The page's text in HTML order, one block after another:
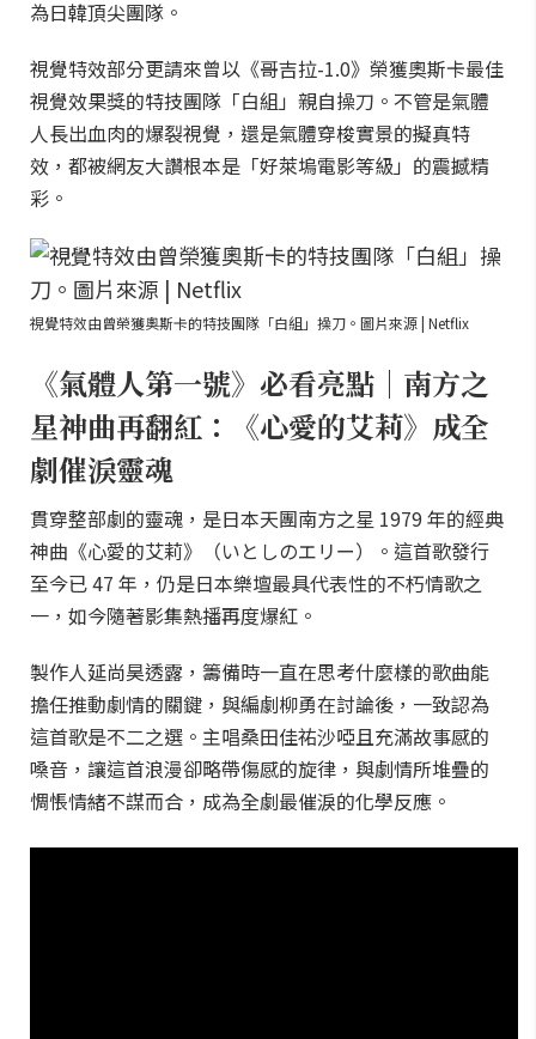
為日韓頂尖團隊。
視覺特效部分更請來曾以《哥吉拉-1.0》榮獲奧斯卡最佳
視覺效果獎的特技團隊「白組」親自操刀。不管是氣體
人長出血肉的爆裂視覺，還是氣體穿梭實景的擬真特
效，都被網友大讚根本是「好萊塢電影等級」的震撼精
彩。
視覺特效由曾榮獲奧斯卡的特技團隊「白組」操刀。圖片來源 | Netflix
《氣體人第一號》必看亮點｜南方之
星神曲再翻紅：《心愛的艾莉》成全
劇催淚靈魂
貫穿整部劇的靈魂，是日本天團南方之星 1979 年的經典
神曲《心愛的艾莉》（いとしのエリー）。這首歌發行
至今已 47 年，仍是日本樂壇最具代表性的不朽情歌之
一，如今隨著影集熱播再度爆紅。
製作人延尚昊透露，籌備時一直在思考什麼樣的歌曲能
擔任推動劇情的關鍵，與編劇柳勇在討論後，一致認為
這首歌是不二之選。主唱桑田佳祐沙啞且充滿故事感的
嗓音，讓這首浪漫卻略帶傷感的旋律，與劇情所堆疊的
惆悵情緒不謀而合，成為全劇最催淚的化學反應。